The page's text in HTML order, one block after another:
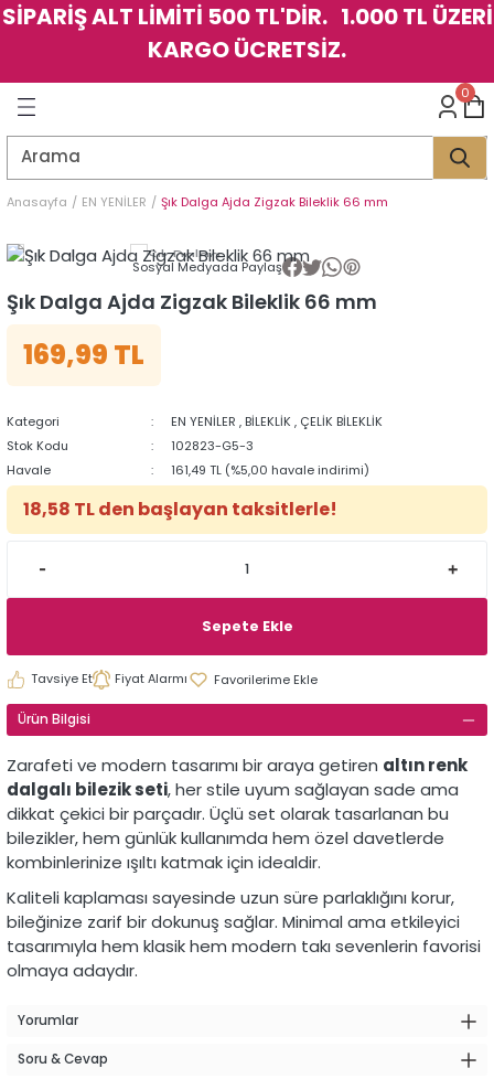
SİPARİŞ ALT LİMİTİ 500 TL'DİR. 1.000 TL ÜZERİ
KARGO ÜCRETSİZ.
Geri Dön
Geri Dön
Geri Dön
Geri Dön
Geri Dön
Geri Dön
0
Anasayfa EN YENİLER Şık Dalga Ajda Zigzak Bileklik 66 mm
Sosyal Medyada Paylaş
Şık Dalga Ajda Zigzak Bileklik 66 mm
169,99 TL
Kategori EN YENİLER , BİLEKLİK , ÇELİK BİLEKLİK
Stok Kodu
102823-G5-3
Havale
161,49 TL (%5,00 havale indirimi)
18,58 TL den başlayan taksitlerle!
Sepete Ekle
Tavsiye Et Fiyat Alarmı
Ürün Bilgisi
Zarafeti ve modern tasarımı bir araya getiren altın renk
dalgalı bilezik seti, her stile uyum sağlayan sade ama
dikkat çekici bir parçadır. Üçlü set olarak tasarlanan bu
bilezikler, hem günlük kullanımda hem özel davetlerde
kombinlerinize ışıltı katmak için idealdir.
Kaliteli kaplaması sayesinde uzun süre parlaklığını korur,
bileğinize zarif bir dokunuş sağlar. Minimal ama etkileyici
tasarımıyla hem klasik hem modern takı sevenlerin favorisi
olmaya adaydır.
Yorumlar
Soru & Cevap
Geri Dön
Geri Dön
Geri Dön
Geri Dön
Geri Dön
Geri Dön